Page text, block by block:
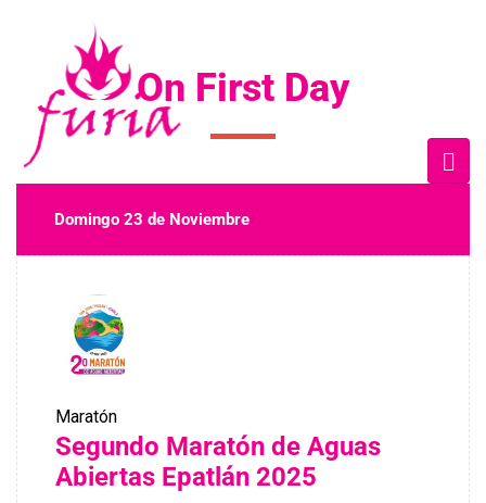
On First Day
Domingo 23 de Noviembre
Maratón
Segundo Maratón de Aguas
Abiertas Epatlán 2025